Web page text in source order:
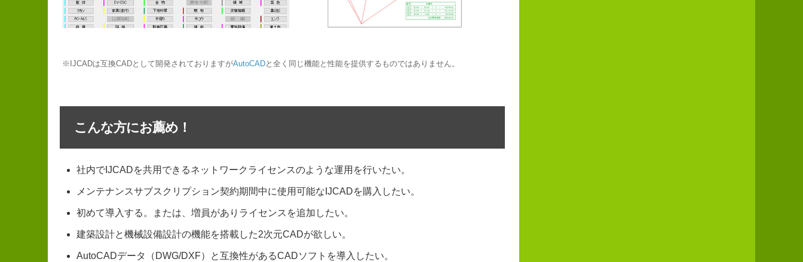
※IJCADは互換CADとして開発されておりますがAutoCADと全く同じ機能と性能を提供するものではありません。
こんな方にお薦め！
社内でIJCADを共用できるネットワークライセンスのような運用を行いたい。
メンテナンスサブスクリプション契約期間中に使用可能なIJCADを購入したい。
初めて導入する。または、増員がありライセンスを追加したい。
建築設計と機械設備設計の機能を搭載した2次元CADが欲しい。
AutoCADデータ（DWG/DXF）と互換性があるCADソフトを導入したい。